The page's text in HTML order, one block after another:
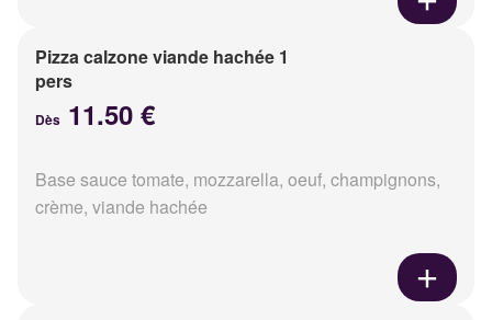
Pizza calzone viande hachée 1
pers
Dès 11.50 €
Base sauce tomate, mozzarella, oeuf, champignons,
crème, viande hachée